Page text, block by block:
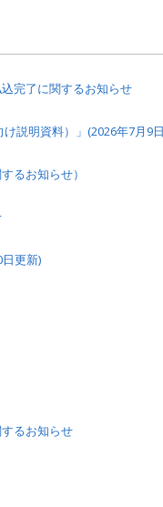
完了に関するお知らせ
説明資料）」(2026年7月9
るお知らせ）
更新)
るお知らせ